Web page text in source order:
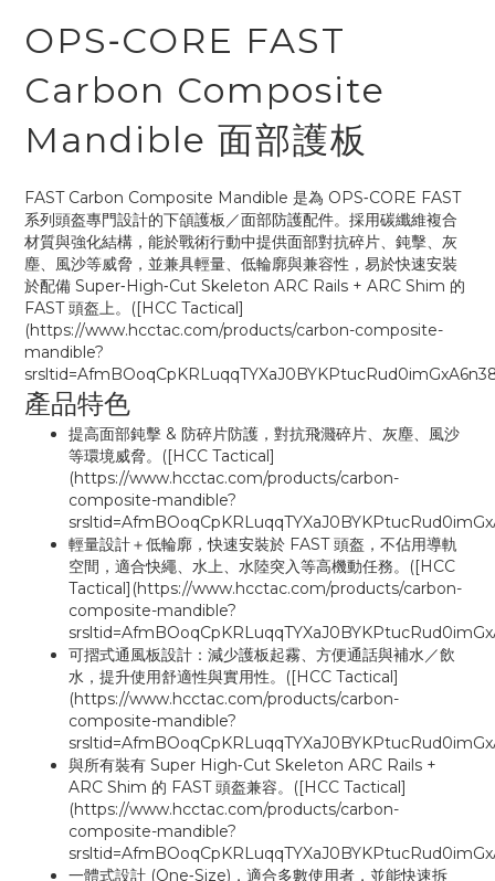
OPS‑CORE FAST
Carbon Composite
Mandible 面部護板
FAST Carbon Composite Mandible 是為 OPS‑CORE FAST
系列頭盔專門設計的下頜護板／面部防護配件。採用碳纖維複合
材質與強化結構，能於戰術行動中提供面部對抗碎片、鈍擊、灰
塵、風沙等威脅，並兼具輕量、低輪廓與兼容性，易於快速安裝
於配備 Super‑High‑Cut Skeleton ARC Rails + ARC Shim 的
FAST 頭盔上。([HCC Tactical]
(https://www.hcctac.com/products/carbon-composite-
mandible?
產品特色
提高面部鈍擊 & 防碎片防護，對抗飛濺碎片、灰塵、風沙
等環境威脅。([HCC Tactical]
(https://www.hcctac.com/products/carbon-
composite-mandible?
輕量設計＋低輪廓，快速安裝於 FAST 頭盔，不佔用導軌
空間，適合快繩、水上、水陸突入等高機動任務。([HCC
Tactical](https://www.hcctac.com/products/carbon-
composite-mandible?
可摺式通風板設計：減少護板起霧、方便通話與補水／飲
水，提升使用舒適性與實用性。([HCC Tactical]
(https://www.hcctac.com/products/carbon-
composite-mandible?
與所有裝有 Super High‑Cut Skeleton ARC Rails +
ARC Shim 的 FAST 頭盔兼容。([HCC Tactical]
(https://www.hcctac.com/products/carbon-
composite-mandible?
一體式設計 (One‑Size)，適合多數使用者，並能快速拆